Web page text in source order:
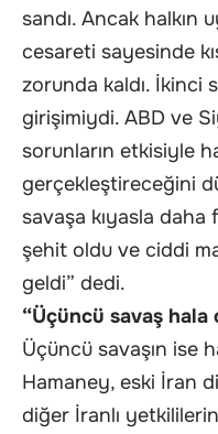
sandı. Ancak halkın
cesareti sayesinde
zorunda kaldı. İkinci
girişimiydi. ABD ve
sorunların etkisiyle
gerçekleştireceğini
savaşa kıyasla daha
şehit oldu ve ciddi
geldi” dedi.
“Üçüncü savaş hala
Üçüncü savaşın ise
Hamaney, eski İran
diğer İranlı